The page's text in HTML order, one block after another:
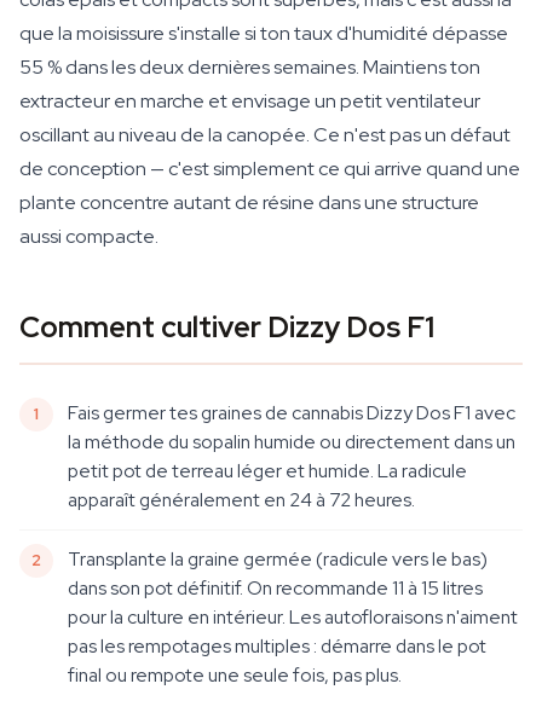
que la moisissure s'installe si ton taux d'humidité dépasse
55 % dans les deux dernières semaines. Maintiens ton
extracteur en marche et envisage un petit ventilateur
oscillant au niveau de la canopée. Ce n'est pas un défaut
de conception — c'est simplement ce qui arrive quand une
plante concentre autant de résine dans une structure
aussi compacte.
Comment cultiver Dizzy Dos F1
Fais germer tes graines de cannabis Dizzy Dos F1 avec
la méthode du sopalin humide ou directement dans un
petit pot de terreau léger et humide. La radicule
apparaît généralement en 24 à 72 heures.
Transplante la graine germée (radicule vers le bas)
dans son pot définitif. On recommande 11 à 15 litres
pour la culture en intérieur. Les autofloraisons n'aiment
pas les rempotages multiples : démarre dans le pot
final ou rempote une seule fois, pas plus.